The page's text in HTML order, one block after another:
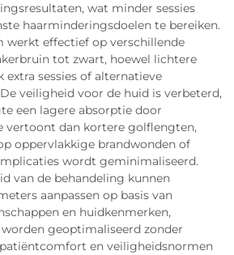
wat minder sessies
haarminderingsdoelen te bereiken.
werkt effectief op verschillende
tot zwart, hoewel lichtere
sessies of alternatieve
veiligheid voor de huid is verbeterd,
een lagere absorptie door
vertoont dan kortere golflengten,
oppervlakkige brandwonden of
wordt geminimaliseerd.
van de behandeling kunnen
aanpassen op basis van
en huidkenmerken,
geoptimaliseerd zonder
en veiligheidsnormen